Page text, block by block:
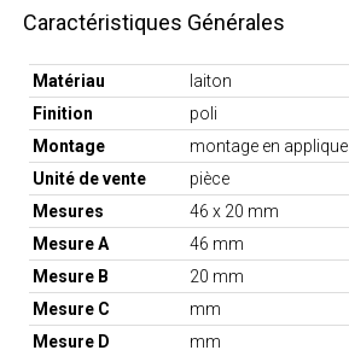
Caractéristiques Générales
Matériau
laiton
Finition
poli
Montage
montage en applique
Unité de vente
pièce
Mesures
46 x 20 mm
Mesure A
46 mm
Mesure B
20 mm
Mesure C
mm
Mesure D
mm